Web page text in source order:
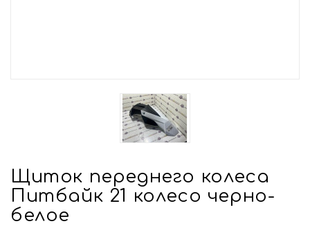
Щиток переднего колеса
Питбайк 21 колесо черно-
белое